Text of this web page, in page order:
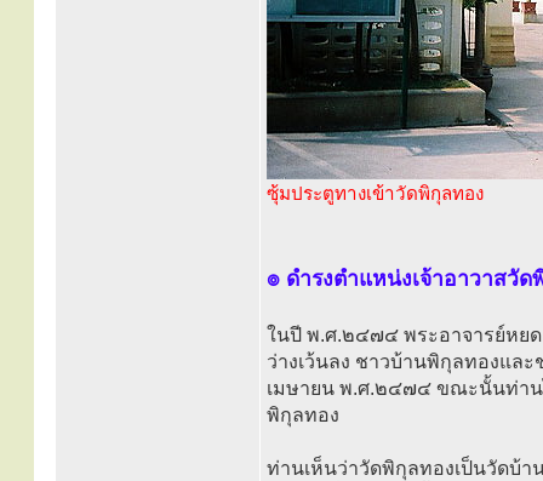
ซุ้มประตูทางเข้าวัดพิกุลทอง
๏ ดำรงตำแหน่งเจ้าอาวาสวัด
ในปี พ.ศ.๒๔๗๔ พระอาจารย์หยด
ว่างเว้นลง ชาวบ้านพิกุลทองแล
เมษายน พ.ศ.๒๔๗๔ ขณะนั้นท่าน
พิกุลทอง
ท่านเห็นว่าวัดพิกุลทองเป็นวัดบ้า